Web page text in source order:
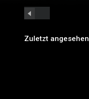
Zuletzt angesehen